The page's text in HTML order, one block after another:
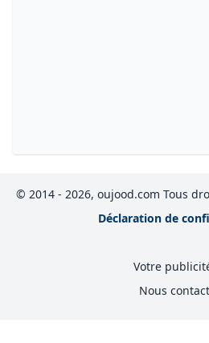
© 2014 - 2026, oujood.com Tous
Déclaration de
Votre
Nous